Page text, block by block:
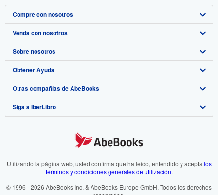
Compre con nosotros
Búsqueda avanzada
Colecciones
Mi cuenta
Mis pedidos
Ver carrito
Venda con nosotros
Comenzar a vender
Únase a nuestro programa de afiliados
Recomiende un vendedor
Sobre nosotros
Sobre IberLibro
Medios
Empleo
Preferencias de cookies
Aviso de cookies
Obtener Ayuda
Preguntas frecuentes y guías
Atención al Cliente
Otras compañías de AbeBooks
AbeBooks.com
AbeBooks.fr
Siga a IberLibro
Utilizando la página web, usted confirma que ha leído, entendido y acepta los
términos y condiciones generales de utilización.
© 1996 - 2026 AbeBooks Inc. & AbeBooks Europe GmbH. Todos los derechos